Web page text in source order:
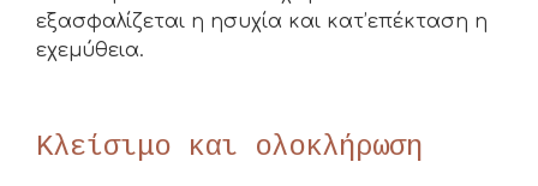
εξασφαλίζεται η ησυχία και κατ’επέκταση η
εχεμύθεια.
Κλείσιμο και ολοκλήρωση